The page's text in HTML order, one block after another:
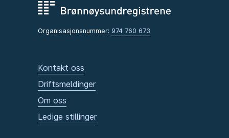
Organisasjonsnummer: 974 760 673
Kontakt oss
Driftsmeldinger
Om oss
Ledige stillinger